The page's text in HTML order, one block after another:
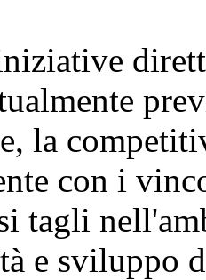
la
con i
tagli
e sviluppo